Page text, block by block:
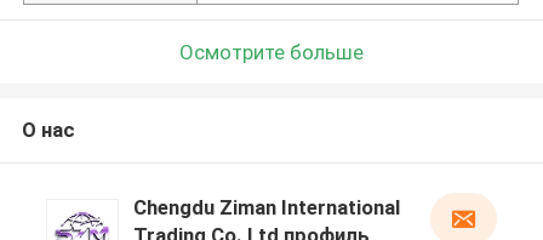
Осмотрите больше
О нас
Chengdu Ziman International